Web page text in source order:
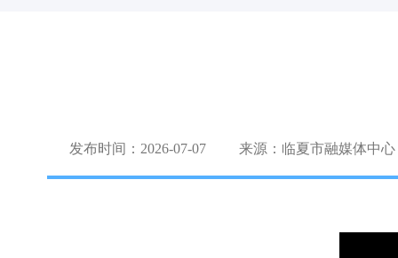
发布时间：2026-07-07 来源：临夏市融媒体中心